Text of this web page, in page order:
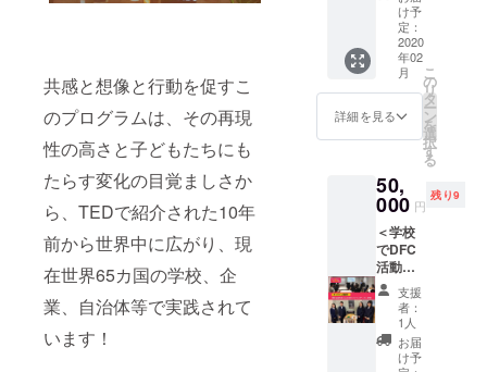
共感と想像と行動を促すこ
のプログラムは、その再現
性の高さと子どもたちにも
たらす変化の目覚ましさか
ら、TEDで紹介された10年
前から世界中に広がり、現
在世界65カ国の学校、企
業、自治体等で実践されて
います！
東京都
渋谷区
での開
催予定
※当日
ご参加
が叶わ
画にて
配信い
たしま
す ・
DFC実
践ガイ
ドブッ
ク1冊
・支援
者限定
コミュ
コース
＞ ・
DFC
ファシ
リテー
ター研
修ご招
待 ※
受講
DFC
ファシ
リテー
ターと
して活
動いた
だくこ
とが可
能にな
りま
す！
け予
定：
2020
年02
月
詳細を見る
こ
の
リ
タ
ー
ン
を
選
択
す
る
50,
000 円
残り9
＜学校
でDFC
活動！
コース
＞ ・東
京都八
王子市
浅川小
支援
者：
1人
お届
け予